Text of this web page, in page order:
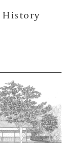
History